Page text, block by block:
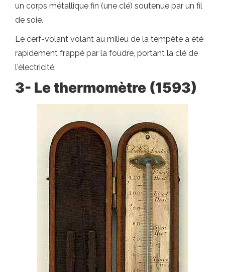
un corps métallique fin (une clé) soutenue par un fil
de soie.
Le cerf-volant volant au milieu de la tempête a été
rapidement frappé par la foudre, portant la clé de
l'électricité.
3- Le thermomètre (1593)